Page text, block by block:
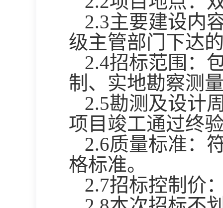
2.3主要建设内
级主管部门下达
2.4招标范围：
制、实地勘察测
2.5勘测及设计
项目竣工通过终
2.6质量标准：
格标准。
2.7招标控制价